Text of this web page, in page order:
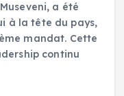
a été
à la tête du pays,
mandat. Cette
continu